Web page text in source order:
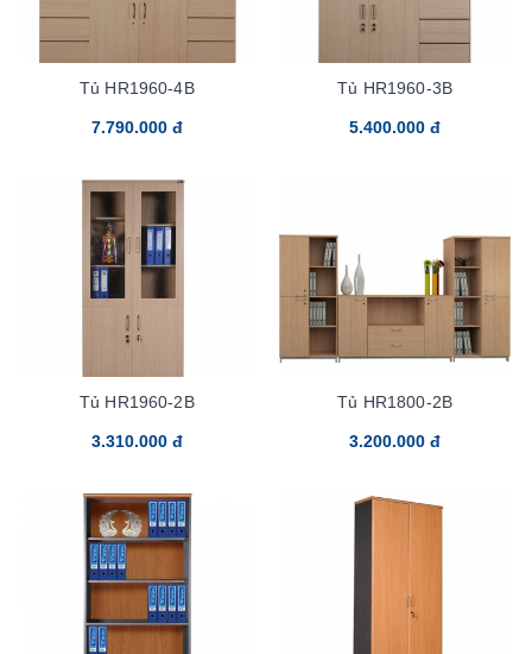
Tủ HR1960-4B
7.790.000 đ
Tủ HR1960-3B
5.400.000 đ
Tủ HR1960-2B
3.310.000 đ
Tủ HR1800-2B
3.200.000 đ